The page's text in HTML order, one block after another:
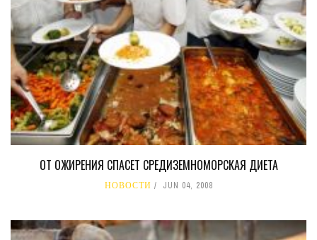
ОТ ОЖИРЕНИЯ СПАСЕТ СРЕДИЗЕМНОМОРСКАЯ ДИЕТА
НОВОСТИ JUN 04, 2008